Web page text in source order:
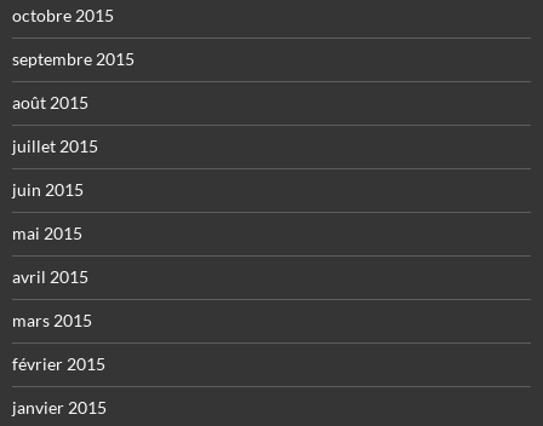
octobre 2015
septembre 2015
août 2015
juillet 2015
juin 2015
mai 2015
avril 2015
mars 2015
février 2015
janvier 2015